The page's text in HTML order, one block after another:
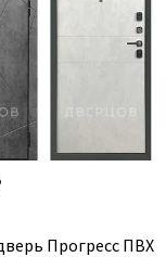
Прогресс ПВХ